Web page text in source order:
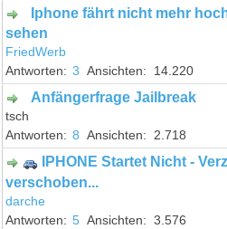
Iphone fährt nicht mehr
sehen
FriedWerb
3
14.220
Anfängerfrage Jailbreak
tsch
8
2.718
IPHONE Startet Nicht -
verschoben...
darche
5
3.576